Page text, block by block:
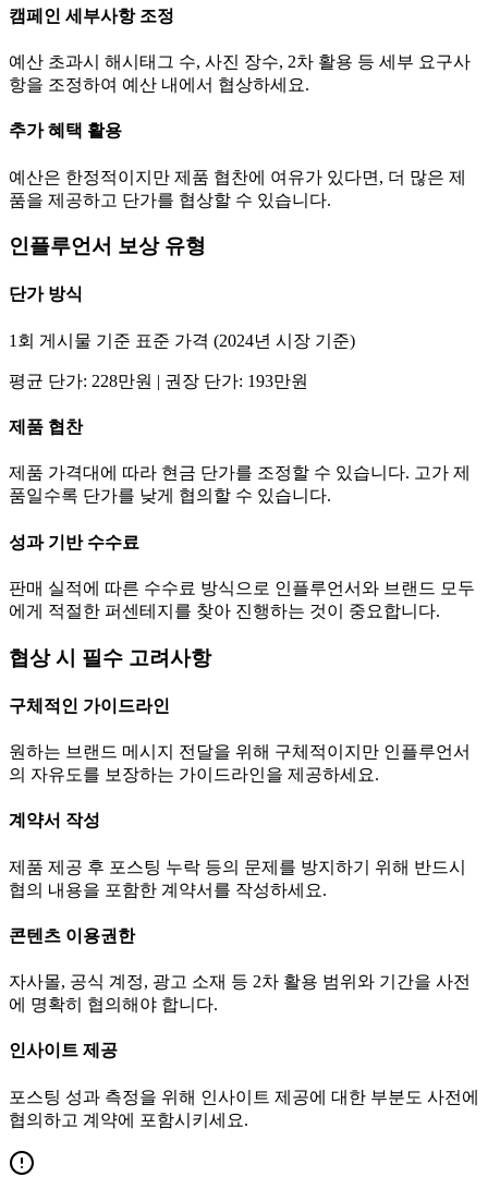
캠페인 세부사항 조정
예산 초과시 해시태그 수, 사진 장수, 2차 활용 등 세부 요구사
항을 조정하여 예산 내에서 협상하세요.
추가 혜택 활용
예산은 한정적이지만 제품 협찬에 여유가 있다면, 더 많은 제
품을 제공하고 단가를 협상할 수 있습니다.
인플루언서 보상 유형
단가방식
1회 게시물 기준 표준 가격 (2024년 시장 기준)
평균 단가: 228만원 | 권장 단가: 193만원
제품 협찬
제품 가격대에 따라 현금 단가를 조정할 수 있습니다. 고가 제
품일수록 단가를 낮게 협의할 수 있습니다.
성과 기반 수수료
판매 실적에 따른 수수료 방식으로 인플루언서와 브랜드 모두
에게 적절한 퍼센테지를 찾아 진행하는 것이 중요합니다.
협상 시 필수 고려사항
구체적인 가이드라인
원하는 브랜드 메시지 전달을 위해 구체적이지만 인플루언서
의 자유도를 보장하는 가이드라인을 제공하세요.
계약서 작성
제품 제공 후 포스팅 누락 등의 문제를 방지하기 위해 반드시
협의 내용을 포함한 계약서를 작성하세요.
콘텐츠 이용권한
자사몰, 공식 계정, 광고 소재 등 2차 활용 범위와 기간을 사전
에 명확히 협의해야 합니다.
인사이트 제공
포스팅 성과 측정을 위해 인사이트 제공에 대한 부분도 사전에
협의하고 계약에 포함시키세요.